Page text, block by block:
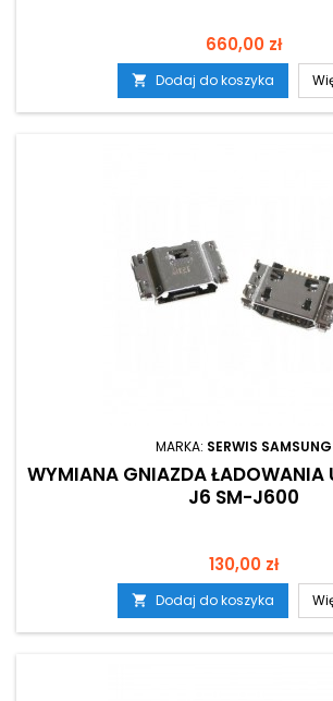
Cena
660,00 zł
 Dodaj do koszyka
MARKA: SERWIS SAMSUNG
WYMIANA GNIAZDA ŁADOWANIA
J6 SM-J600
Cena
130,00 zł
 Dodaj do koszyka